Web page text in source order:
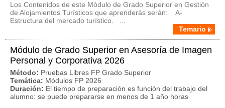
Los Contenidos de este Módulo de Grado Superior en Gestión
de Alojamientos Turísticos que aprenderás serán: A-
Estructura del mercado turístico. ...
Temario
Módulo de Grado Superior en Asesoría de Imagen
Personal y Corporativa 2026
Método: Pruebas Libres FP Grado Superior
Temática: Módulos FP 2026
Duración: El tiempo de preparación es función del trabajo del
alumno: se puede prepararse en menos de 1 año horas